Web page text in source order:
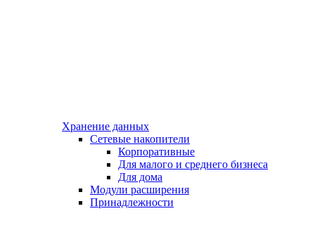
Хранение данных
Сетевые накопители
Корпоративные
Для малого и среднего бизнеса
Для дома
Модули расширения
Принадлежности